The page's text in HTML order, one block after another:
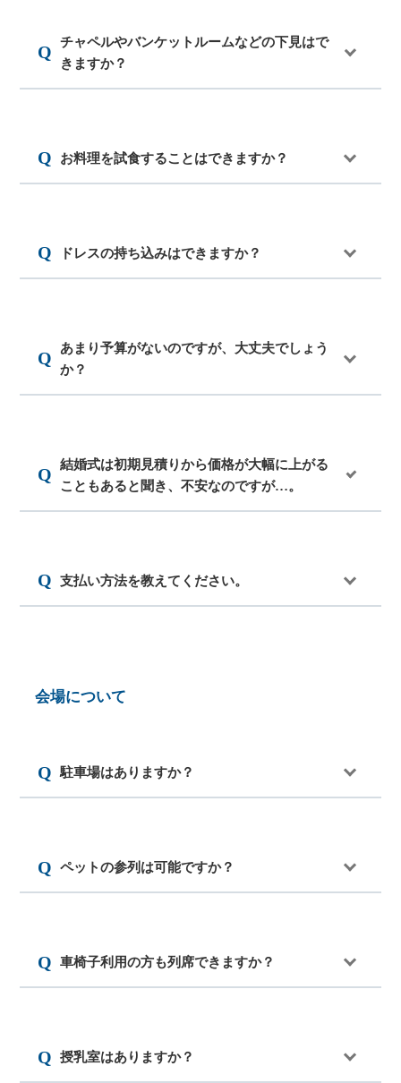
チャペルやバンケットルームなどの下見はで
きますか？
お料理を試食することはできますか？
ドレスの持ち込みはできますか？
あまり予算がないのですが、大丈夫でしょう
か？
結婚式は初期見積りから価格が大幅に上がる
こともあると聞き、不安なのですが…。
支払い方法を教えてください。
会場について
駐車場はありますか？
ペットの参列は可能ですか？
車椅子利用の方も列席できますか？
授乳室はありますか？